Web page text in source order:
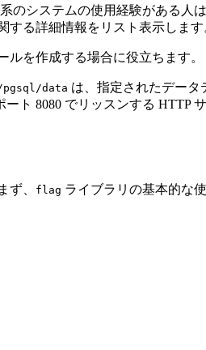
システムの使用経験がある人
る詳細情報をリスト表示します
を作成する場合に役立ちます。
data は、指定されたデータ
ート 8080 でリッスンする HTTP
ず、 flag ライブラリの基本的な